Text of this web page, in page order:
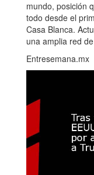
mundo, posición
todo desde el
Casa Blanca.
una amplia red
Entresemana.mx